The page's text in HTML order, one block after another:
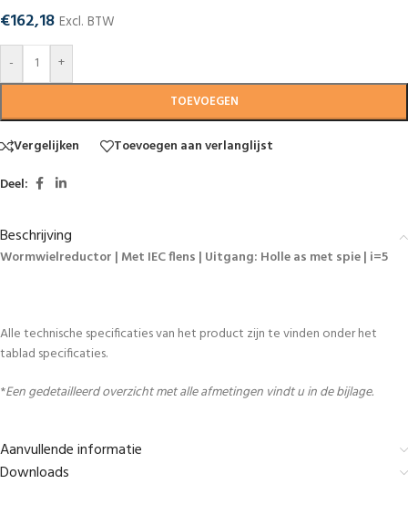
€162,18 Excl. BTW
-
+
TOEVOEGEN
Vergelijken
Toevoegen aan verlanglijst
Deel:
Beschrijving
Wormwielreductor | Met IEC flens | Uitgang: Holle as met spie | i=5
Alle technische specificaties van het product zijn te vinden onder het
tablad specificaties.
*Een gedetailleerd overzicht met alle afmetingen vindt u in de bijlage.
Aanvullende informatie
Downloads